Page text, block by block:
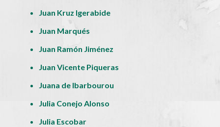
Juan Kruz Igerabide
Juan Marqués
Juan Ramón Jiménez
Juan Vicente Piqueras
Juana de Ibarbourou
Julia Conejo Alonso
Julia Escobar